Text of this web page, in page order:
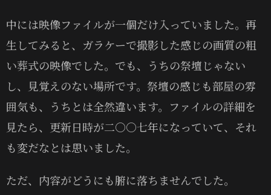
中には映像ファイルが一個だけ入っていました。再
生してみると、ガラケーで撮影した感じの画質の粗
い葬式の映像でした。でも、うちの祭壇じゃない
し、見覚えのない場所です。祭壇の感じも部屋の雰
囲気も、うちとは全然違います。ファイルの詳細を
見たら、更新日時が二〇〇七年になっていて、それ
も変だなとは思いました。
ただ、内容がどうにも腑に落ちませんでした。